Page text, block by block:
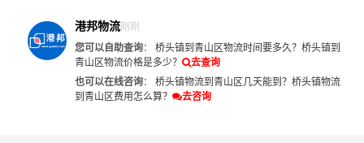
港邦物流刚刚
您可以自助查询： 桥头镇到青山区物流时间要多久？ 桥头镇到
青山区物流价格是多少？
去查询
也可以在线咨询： 桥头镇物流到青山区几天能到？ 桥头镇物流
到青山区费用怎么算？
去咨询